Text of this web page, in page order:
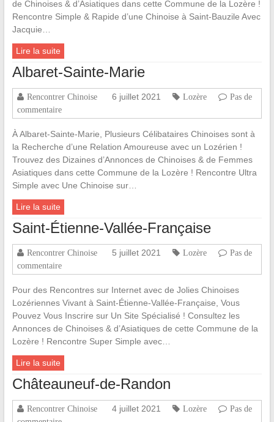
de Chinoises & d’Asiatiques dans cette Commune de la Lozère !
Rencontre Simple & Rapide d’une Chinoise à Saint-Bauzile Avec
Jacquie…
Lire la suite
Albaret-Sainte-Marie
Rencontrer Chinoise 6 juillet 2021 Lozère
Pas de
commentaire
À Albaret-Sainte-Marie, Plusieurs Célibataires Chinoises sont à
la Recherche d’une Relation Amoureuse avec un Lozérien !
Trouvez des Dizaines d’Annonces de Chinoises & de Femmes
Asiatiques dans cette Commune de la Lozère ! Rencontre Ultra
Simple avec Une Chinoise sur…
Lire la suite
Saint-Étienne-Vallée-Française
Rencontrer Chinoise 5 juillet 2021 Lozère
Pas de
commentaire
Pour des Rencontres sur Internet avec de Jolies Chinoises
Lozériennes Vivant à Saint-Étienne-Vallée-Française, Vous
Pouvez Vous Inscrire sur Un Site Spécialisé ! Consultez les
Annonces de Chinoises & d’Asiatiques de cette Commune de la
Lozère ! Rencontre Super Simple avec…
Lire la suite
Châteauneuf-de-Randon
Rencontrer Chinoise 4 juillet 2021 Lozère
Pas de